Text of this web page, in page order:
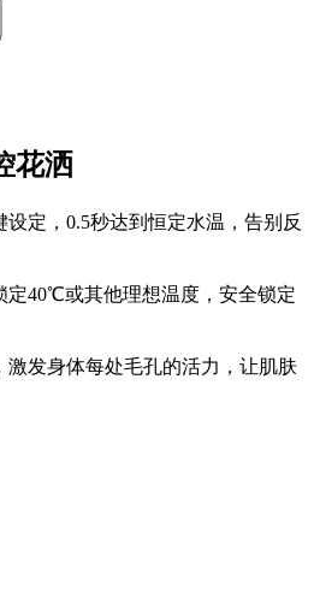
花洒
定，0.5秒达到恒定水温，告别反
定40℃或其他理想温度，安全锁定
激发身体每处毛孔的活力，让肌肤